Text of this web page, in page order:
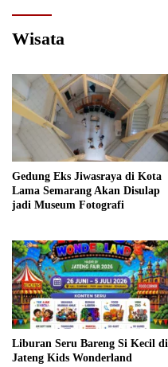
Wisata
Gedung Eks Jiwasraya di Kota
Lama Semarang Akan Disulap
jadi Museum Fotografi
Liburan Seru Bareng Si Kecil di
Jateng Kids Wonderland